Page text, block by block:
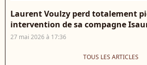
Laurent Voulzy perd totalement
intervention de sa compagne
27 mai 2026 à 17:36
TOUS LES ARTICLES